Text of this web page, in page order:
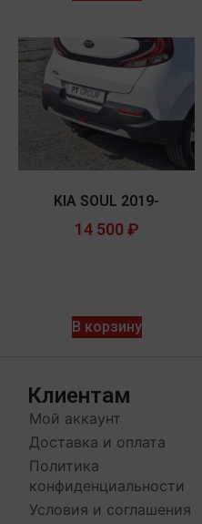
KIA SOUL 2019-
14 500 ₽
В корзину
Клиентам
Мой аккаунт
Доставка и оплата
Политика
конфиденциальности
Условия и соглашения